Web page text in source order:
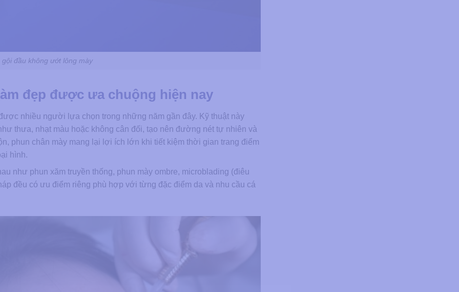
gội đầu không ướt lông mày
đẹp được ưa chuộng hiện nay
nhiều người lựa chọn trong những năm gần đây. Kỹ thuật này
thưa, nhạt màu hoặc không cân đối, tạo nên đường nét tự nhiên và
phun chân mày mang lại lợi ích lớn khi tiết kiệm thời gian trang điểm
hình.
như phun xăm truyền thống, phun mày ombre, microblading (điêu
đều có ưu điểm riêng phù hợp với từng đặc điểm da và nhu cầu cá